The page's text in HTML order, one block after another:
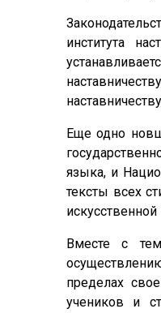
института
Еще одно
языка, и
тексты всех
Вместе с
пределах
учеников и